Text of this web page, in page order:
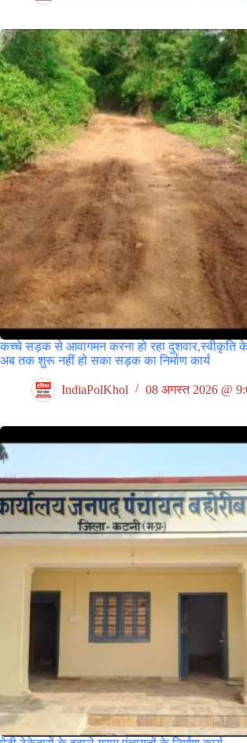
कच्चे सड़क से आवागमन करना हो रहा दुशवार,स्वीकृति
अब तक शुरू नहीं हो सका सड़क का निर्माण कार्य
IndiaPolKhol 08 अगस्त 2026 @